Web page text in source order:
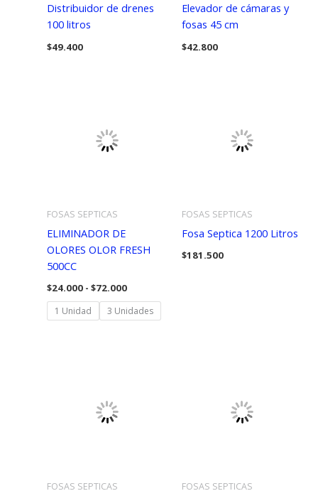
Distribuidor de drenes
100 litros
$49.400
Elevador de cámaras y
fosas 45 cm
$42.800
FOSAS SEPTICAS
ELIMINADOR DE
OLORES OLOR FRESH
500CC
$24.000 - $72.000Rango
precios:
desde
1 Unidad 3 Unidades
FOSAS SEPTICAS
Fosa Septica 1200 Litros
$181.500
FOSAS SEPTICAS FOSAS SEPTICAS